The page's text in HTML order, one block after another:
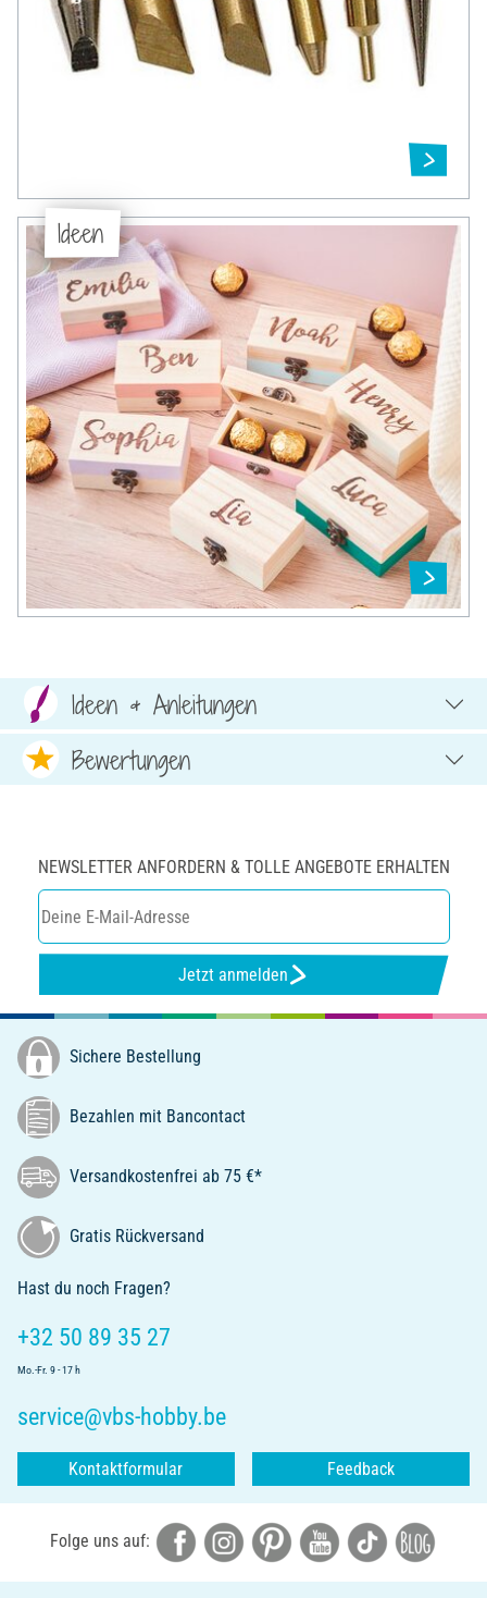
Ideen
Ideen & Anleitungen
Bewertungen
NEWSLETTER ANFORDERN & TOLLE ANGEBOTE ERHALTEN
Jetzt anmelden
Sichere Bestellung
Bezahlen mit Bancontact
Versandkostenfrei ab 75 €*
Gratis Rückversand
Hast du noch Fragen?
+32 50 89 35 27
Mo.-Fr. 9 - 17 h
service@vbs-hobby.be
Kontaktformular Feedback
Folge uns auf: